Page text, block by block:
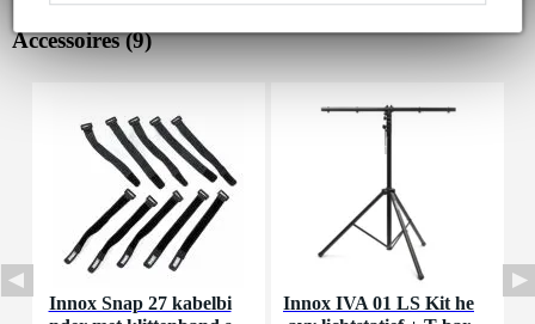
Accessoires (9)
Innox Snap 27 kabelbi
Innox IVA 01 LS Kit he